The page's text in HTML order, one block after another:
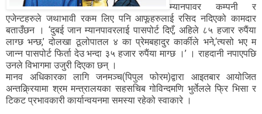
म्यानपावर कम्पनी र
एजेन्टहरुले जथाभावी रकम लिए पनि आफूहरुलाई रसिद नदिएको कामदार
बताउँछन । ‘दुबई जान म्यानपावरलाई पासपोर्ट दिएँ, अहिले ८५ हजार रुपैंया
लाग्छ भन्छ,’ दोलखा ठूलोपातल ४ का प्रेमबहादुर कार्कीले भने,‘त्यसो भए म
जान्न पासपोर्ट फिर्ता देउ भन्दा ३५ हजार रुपैंया माग्छ ।’ । राहदानी नपाएपछि
उनले विभागमा उजुरी दिएका छन् ।
मानव अधिकारका लागि जनमञ्च(पिपुल फोरम)द्वारा आइतबार आयोजित
अन्तक्र्रियामा श्रम मन्त्रालयका सहसचिब गोविन्दमणि भुर्तेलले फ्रि भिसा र
टिकट प्रभावकारी कार्यान्वयनमा समस्या रहेको स्वाकारे ।